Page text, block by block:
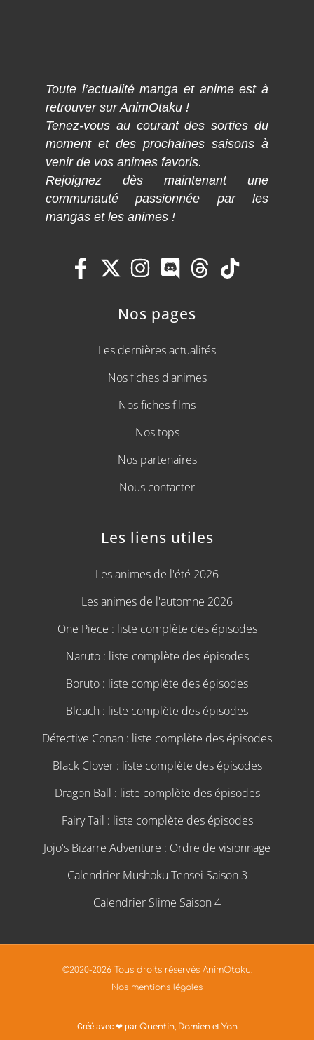
Toute l’actualité manga et anime est à
retrouver sur AnimOtaku !
Tenez-vous au courant des sorties du
moment et des prochaines saisons à
venir de vos animes favoris.
Rejoignez dès maintenant une
communauté passionnée par les
mangas et les animes !
Nos pages
Les dernières actualités
Nos fiches d'animes
Nos fiches films
Nos tops
Nos partenaires
Nous contacter
Les liens utiles
Les animes de l'été 2026
Les animes de l'automne 2026
One Piece : liste complète des épisodes
Naruto : liste complète des épisodes
Boruto : liste complète des épisodes
Bleach : liste complète des épisodes
Détective Conan : liste complète des épisodes
Black Clover : liste complète des épisodes
Dragon Ball : liste complète des épisodes
Fairy Tail : liste complète des épisodes
Jojo's Bizarre Adventure : Ordre de visionnage
Calendrier Mushoku Tensei Saison 3
Calendrier Slime Saison 4
©2020-2026 Tous droits réservés AnimOtaku.
Nos mentions légales
Créé avec ❤ par Quentin, Damienet Yan